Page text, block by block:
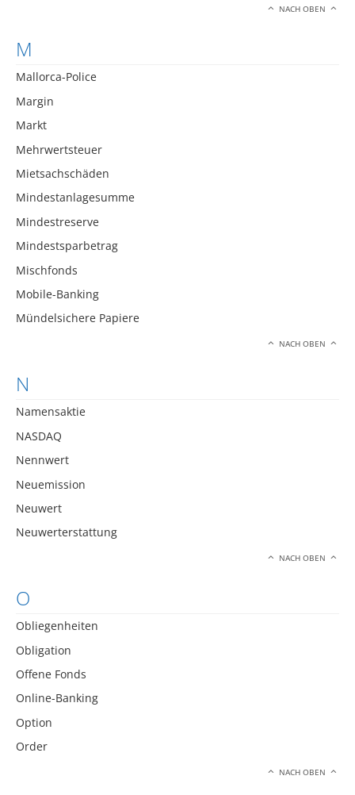
NACH OBEN
M
Mallorca-Police
Margin
Markt
Mehrwertsteuer
Mietsachschäden
Mindestanlagesumme
Mindestreserve
Mindestsparbetrag
Mischfonds
Mobile-Banking
Mündelsichere Papiere
NACH OBEN
N
Namensaktie
NASDAQ
Nennwert
Neuemission
Neuwert
Neuwerterstattung
NACH OBEN
O
Obliegenheiten
Obligation
Offene Fonds
Online-Banking
Option
Order
NACH OBEN